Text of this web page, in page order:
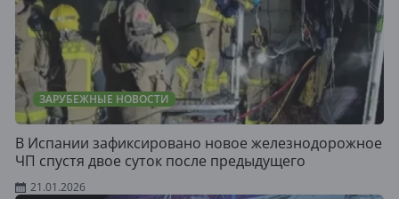
ЗАРУБЕЖНЫЕ НОВОСТИ
В Испании зафиксировано новое железнодорожное
ЧП спустя двое суток после предыдущего
21.01.2026